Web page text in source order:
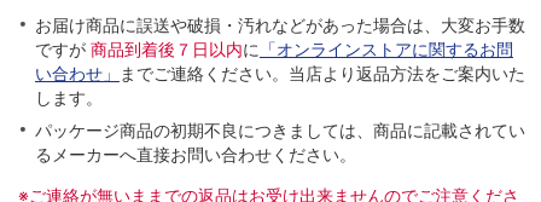
お届け商品に誤送や破損・汚れなどがあった場合は、大変お手数
ですが 商品到着後７日以内に 「オンラインストアに関するお問
い合わせ」
までご連絡ください。当店より返品方法をご案内いた
します。
パッケージ商品の初期不良につきましては、商品に記載されてい
るメーカーへ直接お問い合わせください。
※ご連絡が無いままでの返品はお受け出来ませんのでご注意くださ